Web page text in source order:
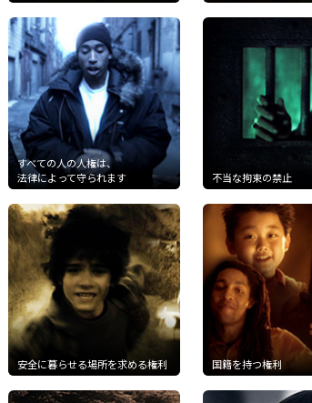
すべての人の人権は、
法律によって守られます
不当な拘束の禁止
安全に暮らせる場所を求める権利 国籍を持つ権利